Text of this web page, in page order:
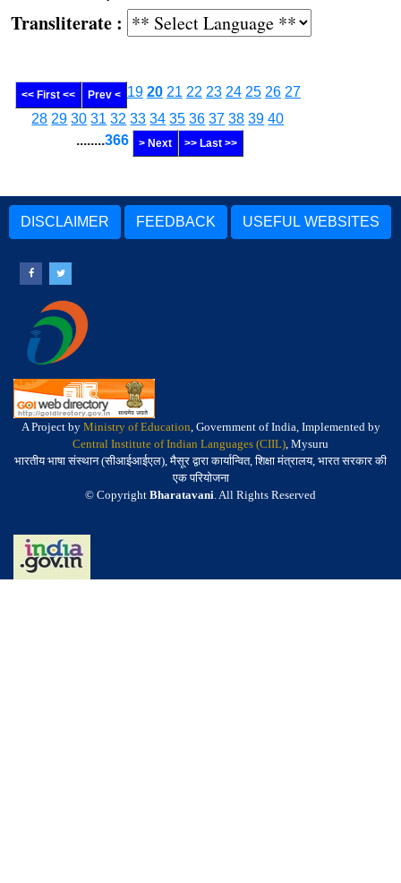
:
<< First << Prev < 19 20 21 22 23 24 25 26 27
28 29 30 31 32 33 34 35 36 37 38 39 40
........366 > Next >> Last >>
DISCLAIMER FEEDBACK USEFUL WEBSITES
A Project by Ministry of Education, Government of India, Implemented by
Central Institute of Indian Languages (CIIL), Mysuru
भारतीय भाषा संस्थान (सीआईआईएल), मैसूर द्वारा कार्यान्वित, शिक्षा मंत्रालय, भारत सरकार की
एक परियोजना
© Copyright Bharatavani. All Rights Reserved